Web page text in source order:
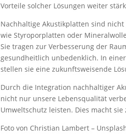
Vorteile solcher Lösungen weiter
Nachhaltige Akustikplatten sind
wie Styroporplatten oder
Sie tragen zur Verbesserung der
gesundheitlich unbedenklich. In
stellen sie eine zukunftsweisende
Durch die Integration nachhaltiger
nicht nur unsere Lebensqualität
Umweltschutz leisten. Dies macht
Foto von Christian Lambert –